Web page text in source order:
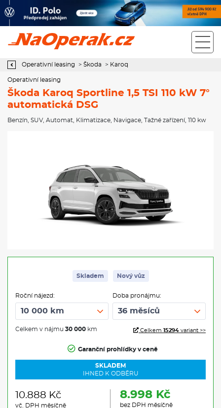
Operativní leasing Škoda Karoq Sportline 1,5 TSI 110 kW 7°
Operativní leasing > Škoda > Karoq
Operativní leasing
Škoda Karoq Sportline 1,5 TSI 110 kW 7°
automatická DSG
Benzín SUV, Automat Klimatizace Navigace Tažné zařízení, 110 kw
Skladem Nový vůz
Roční nájezd:
Celkem v nájmu 30 000 km
Doba pronájmu:
Celkem 15294 variant >>
Garanční prohlídky v ceně
SKLADEM
IHNED K ODBĚRU
10.888 Kč
vč. DPH měsíčně
8.998 Kč
bez DPH měsíčně